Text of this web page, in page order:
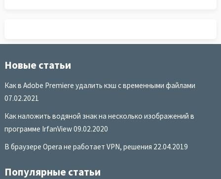
Новые статьи
Как в Adobe Premiere удалить кэш с временными файлами
07.02.2021
Как наложить водяной знак на несколько изображений в
программе IrfanView09.02.2020
В браузере Opera не работает VPN, решения 22.04.2019
Популярные статьи